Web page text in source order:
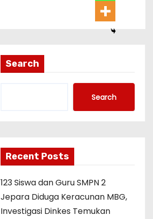
Search
Search
Recent Posts
123 Siswa dan Guru SMPN 2
Jepara Diduga Keracunan MBG,
Investigasi Dinkes Temukan